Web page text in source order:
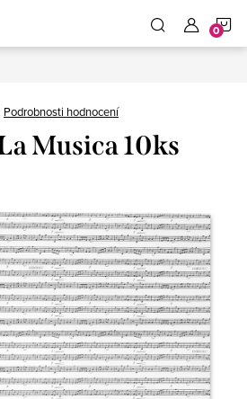
Podrobnosti hodnocení
Musica 10ks